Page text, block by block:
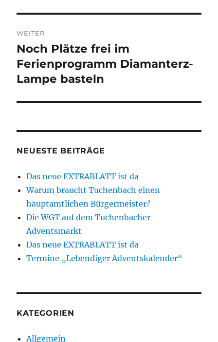
WEITER
Nächster
Beitrag:
Noch Plätze frei im
Ferienprogramm Diamanterz-
Lampe basteln
NEUESTE BEITRÄGE
Das neue EXTRABLATT ist da
Warum braucht Tuchenbach einen
hauptamtlichen Bürgermeister?
Die WGT auf dem Tuchenbacher
Adventsmarkt
Das neue EXTRABLATT ist da
Termine „Lebendiger Adventskalender“
KATEGORIEN
Allgemein